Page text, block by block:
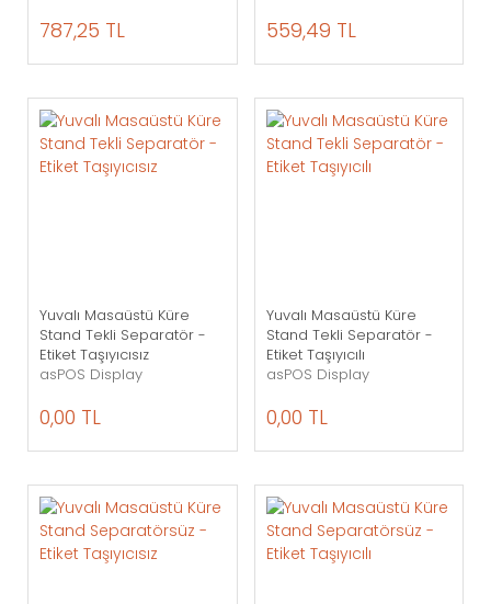
787,25 TL 559,49 TL
Yuvalı Masaüstü Küre
Stand Tekli Separatör -
Etiket Taşıyıcısız
asPOS Display
0,00 TL
Yuvalı Masaüstü Küre
Stand Tekli Separatör -
Etiket Taşıyıcılı
asPOS Display
0,00 TL